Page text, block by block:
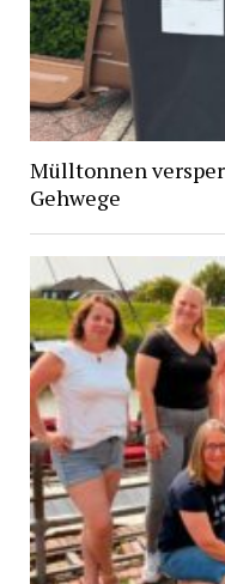
Mülltonnen
Gehwege